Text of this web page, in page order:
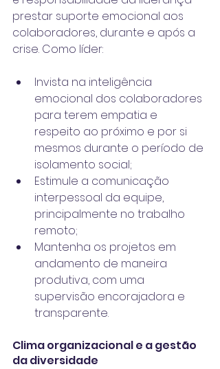
prestar suporte emocional aos
colaboradores, durante e após a
crise. Como líder:
Invista na inteligência
emocional dos colaboradores
para terem empatia e
respeito ao próximo e por si
mesmos durante o período de
isolamento social;
Estimule a comunicação
interpessoal da equipe,
principalmente no trabalho
remoto;
Mantenha os projetos em
andamento de maneira
produtiva, com uma
supervisão encorajadora e
transparente.
Clima organizacional e a gestão
da diversidade